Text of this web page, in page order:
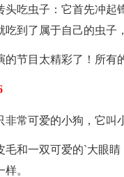
头吃虫子：它首先冲起
吃到了属于自己的虫子
的节目太精彩了！所有
常可爱的小狗，它叫
毛和一双可爱的`大眼
。